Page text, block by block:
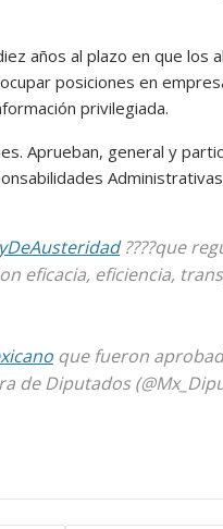
años al plazo en que los
posiciones en
privilegiada.
Aprueban, general y
????que
eficacia, eficiencia,
que fueron
de Diputados